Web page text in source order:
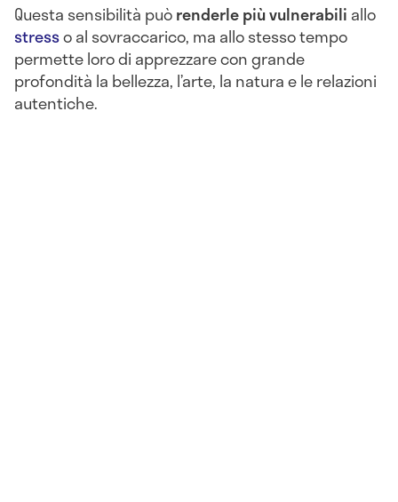
Questa sensibilità puòrenderle più vulnerabili allo
stresso al sovraccarico, ma allo stesso tempo
permette loro di apprezzare con grande
profondità la bellezza, l’arte, la natura e le relazioni
autentiche.